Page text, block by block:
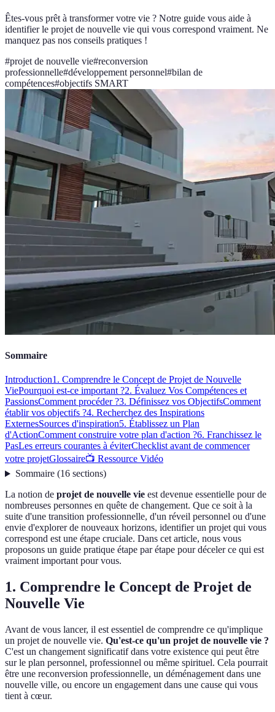
Êtes-vous prêt à transformer votre vie ? Notre guide vous aide à
identifier le projet de nouvelle vie qui vous correspond vraiment. Ne
manquez pas nos conseils pratiques !
#projet de nouvelle vie#reconversion
professionnelle#développement personnel#bilan de
compétences#objectifs SMART
Sommaire
Introduction1. Comprendre le Concept de Projet de Nouvelle
ViePourquoi est-ce important ?2. Évaluez Vos Compétences et
PassionsComment procéder ?3. Définissez vos ObjectifsComment
établir vos objectifs ?4. Recherchez des Inspirations
ExternesSources d'inspiration5. Établissez un Plan
d'ActionComment construire votre plan d'action ?6. Franchissez le
PasLes erreurs courantes à éviterChecklist avant de commencer
votre projetGlossaire📺 Ressource Vidéo
Sommaire(16 sections)
La notion de projet de nouvelle vie est devenue essentielle pour de
nombreuses personnes en quête de changement. Que ce soit à la
suite d'une transition professionnelle, d'un réveil personnel ou d'une
envie d'explorer de nouveaux horizons, identifier un projet qui vous
correspond est une étape cruciale. Dans cet article, nous vous
proposons un guide pratique étape par étape pour déceler ce qui est
vraiment important pour vous.
1. Comprendre le Concept de Projet de
Nouvelle Vie
Avant de vous lancer, il est essentiel de comprendre ce qu'implique
un projet de nouvelle vie. Qu'est-ce qu'un projet de nouvelle vie ?
C'est un changement significatif dans votre existence qui peut être
sur le plan personnel, professionnel ou même spirituel. Cela pourrait
être une reconversion professionnelle, un déménagement dans une
nouvelle ville, ou encore un engagement dans une cause qui vous
tient à cœur.